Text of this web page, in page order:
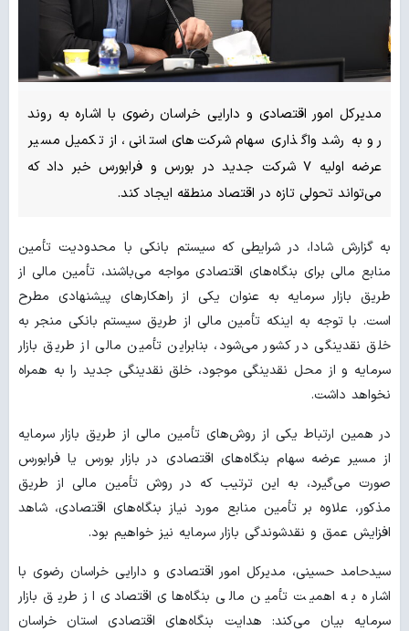
مدیرکل امور اقتصادی و دارایی خراسان رضوی با اشاره به روند
رو به رشد واگذاری سهام شرکت‌های استانی، از تکمیل مسیر
عرضه اولیه ۷ شرکت جدید در بورس و فرابورس خبر داد که
می‌تواند تحولی تازه در اقتصاد منطقه ایجاد کند.
به گزارش شادا، در شرایطی که سیستم بانکی با محدودیت تأمین
منابع مالی برای بنگاه‌های اقتصادی مواجه می‌باشند، تأمین مالی از
طریق بازار سرمایه به عنوان یکی از راهکارهای پیشنهادی مطرح
است. با توجه به اینکه تأمین مالی از طریق سیستم بانکی منجر به
خلق نقدینگی در کشور می‌شود، بنابراین تأمین مالی از طریق بازار
سرمایه و از محل نقدینگی موجود، خلق نقدینگی جدید را به همراه
نخواهد داشت.
در همین ارتباط یکی از روش‌های تأمین مالی از طریق بازار سرمایه
از مسیر عرضه سهام بنگاه‌های اقتصادی در بازار بورس یا فرابورس
صورت می‌گیرد، به این ترتیب که در روش تأمین مالی از طریق
مذکور، علاوه بر تأمین منابع مورد نیاز بنگاه‌های اقتصادی، شاهد
افزایش عمق و نقدشوندگی بازار سرمایه نیز خواهیم بود.
سیدحامد حسینی، مدیرکل امور اقتصادی و دارایی خراسان رضوی با
اشاره به اهمیت تأمین مالی بنگاه‌های اقتصادی از طریق بازار
سرمایه بیان می‌کند: هدایت بنگاه‌های اقتصادی استان خراسان